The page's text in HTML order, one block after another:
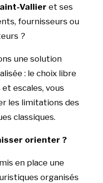
Vallier et ses
fournisseurs ou
?
une solution
: le choix libre
escales, vous
les limitations des
classiques.
orienter ?
en place une
organisés